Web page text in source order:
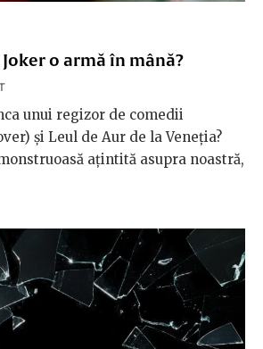
o armă în mână?
unui regizor de comedii
și Leul de Aur de la Veneția?
ațintită asupra noastră,